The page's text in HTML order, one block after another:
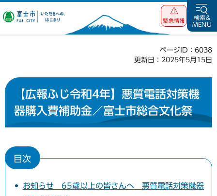
富士市 いただ
緊急情報
検索&
MENU
ページID：6038
更新日：2025年5月15日
【広報ふじ令和4年】悪質電話対策機
器購入費補助金／富士市総合文化祭
目次
お知らせ 65歳以上の皆さんへ 悪質電話対策機器